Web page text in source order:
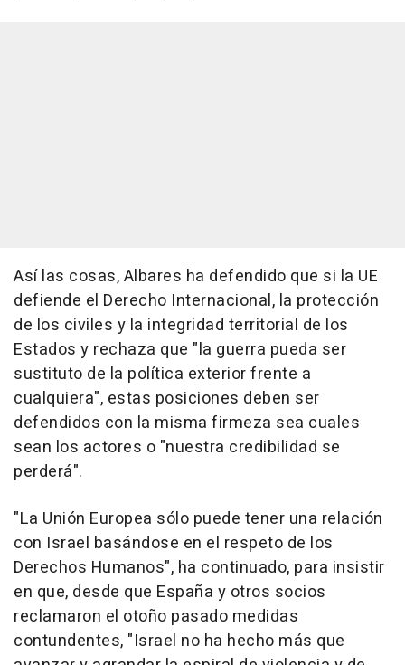
Así las cosas, Albares ha defendido que si la UE
defiende el Derecho Internacional, la protección
de los civiles y la integridad territorial de los
Estados y rechaza que "la guerra pueda ser
sustituto de la política exterior frente a
cualquiera", estas posiciones deben ser
defendidos con la misma firmeza sea cuales
sean los actores o "nuestra credibilidad se
perderá".
"La Unión Europea sólo puede tener una relación
con Israel basándose en el respeto de los
Derechos Humanos", ha continuado, para insistir
en que, desde que España y otros socios
reclamaron el otoño pasado medidas
contundentes, "Israel no ha hecho más que